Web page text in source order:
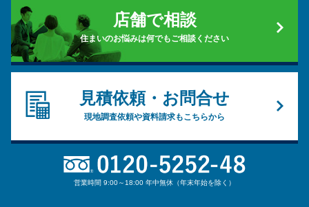
店舗で相談
住まいのお悩みは何でもご相談ください
見積依頼・お問合せ
現地調査依頼や資料請求もこちらから
営業時間 9:00～18:00 年中無休（年末年始を除く）